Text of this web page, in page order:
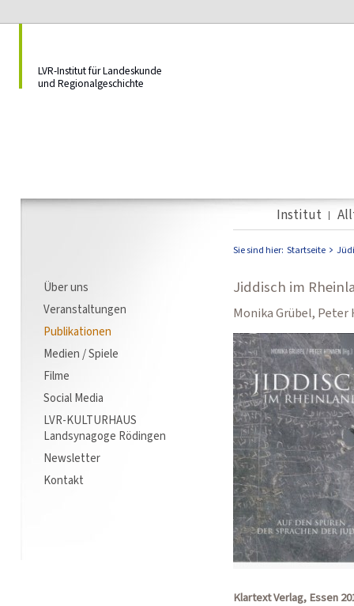
LVR-Institut für Landeskunde
und Regionalgeschichte
Institut
Über uns
Veranstaltungen
Publikationen
Medien / Spiele
Filme
Social Media
LVR-KULTURHAUS
Landsynagoge Rödingen
Newsletter
Kontakt
Sie sind hier: Startseite
Jiddisch im
Monika Grübel, Peter
Klartext Verlag, Essen